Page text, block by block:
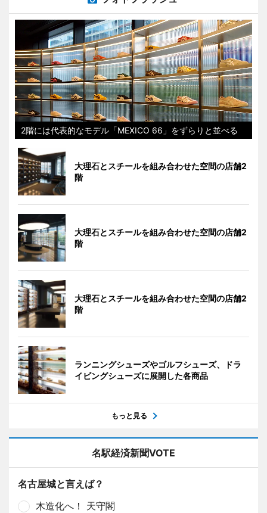
2階には代表的なモデル「MEXICO 66」をずらりと並べる
大理石とスチールを組み合わせた空間の店舗2
階
大理石とスチールを組み合わせた空間の店舗2
階
大理石とスチールを組み合わせた空間の店舗2
階
ランニングシューズやゴルフシューズ、ドラ
イビングシューズに展開した各商品
もっと見る
名駅経済新聞VOTE
名古屋城と言えば？
木造化へ！ 天守閣